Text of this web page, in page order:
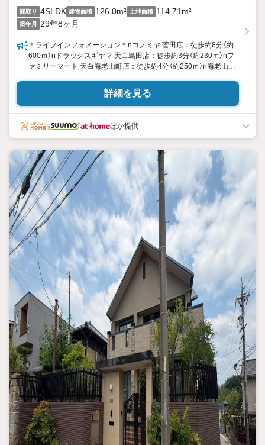
間取り 4SLDK 建物面積 126.0m² 土地面積 114.71m²
築年月 29年8ヶ月
＊ライフインフォメーション＊nコノミヤ 菅田店：徒歩約8分（約
600ｍ）nドラッグスギヤマ 天白島田店：徒歩約3分（約230ｍ）nフ
ァミリーマート 天白海老山町店：徒歩約4分（約250ｍ）n海老山公
古屋女子大学付属幼稚園：徒歩約4分（約280ｍ）
詳細を見る
ほか提供